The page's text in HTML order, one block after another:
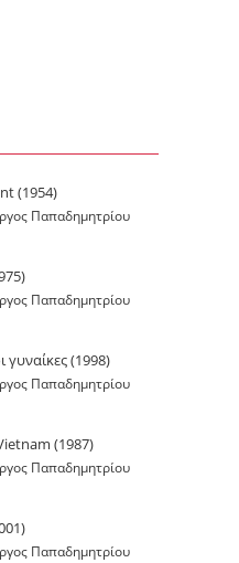
(1954)
Παπαδημητρίου
Παπαδημητρίου
γυναίκες (1998)
Παπαδημητρίου
(1987)
Παπαδημητρίου
Παπαδημητρίου